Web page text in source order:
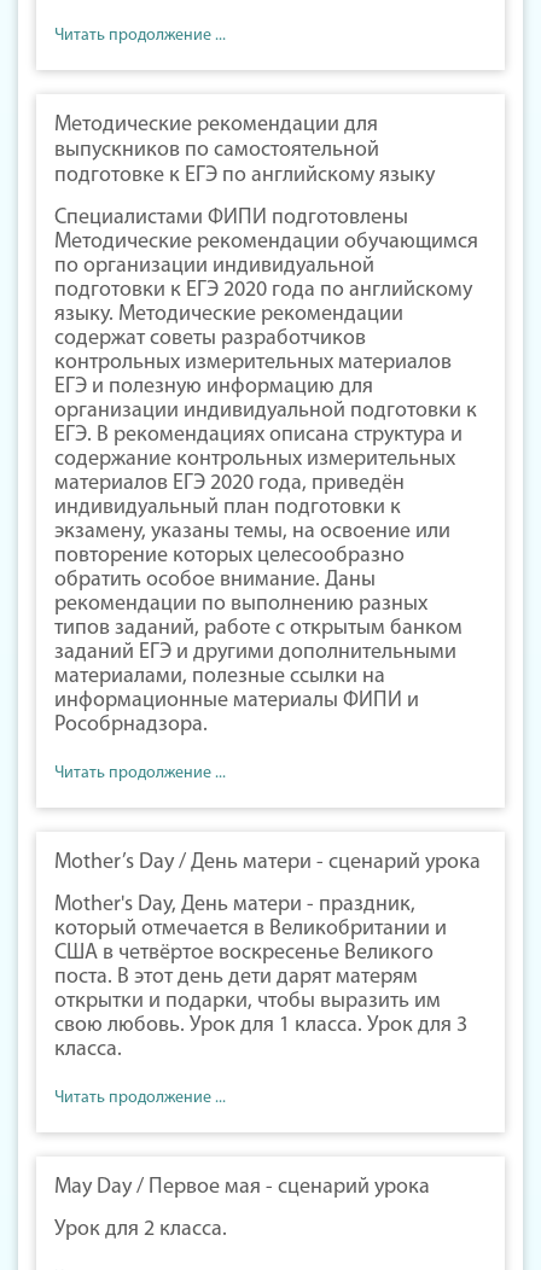
Читать продолжение ...
Методические рекомендации для
выпускников по самостоятельной
подготовке к ЕГЭ по английскому языку
Специалистами ФИПИ подготовлены
Методические рекомендации обучающимся
по организации индивидуальной
подготовки к ЕГЭ 2020 года по английскому
языку. Методические рекомендации
содержат советы разработчиков
контрольных измерительных материалов
ЕГЭ и полезную информацию для
организации индивидуальной подготовки к
ЕГЭ. В рекомендациях описана структура и
содержание контрольных измерительных
материалов ЕГЭ 2020 года, приведён
индивидуальный план подготовки к
экзамену, указаны темы, на освоение или
повторение которых целесообразно
обратить особое внимание. Даны
рекомендации по выполнению разных
типов заданий, работе с открытым банком
заданий ЕГЭ и другими дополнительными
материалами, полезные ссылки на
информационные материалы ФИПИ и
Рособрнадзора.
Читать продолжение ...
Mother’s Day / День матери - сценарий урока
Mother's Day, День матери - праздник,
который отмечается в Великобритании и
США в четвёртое воскресенье Великого
поста. В этот день дети дарят матерям
открытки и подарки, чтобы выразить им
свою любовь. Урок для 1 класса. Урок для 3
класса.
Читать продолжение ...
May Day / Первое мая - сценарий урока
Урок для 2 класса.